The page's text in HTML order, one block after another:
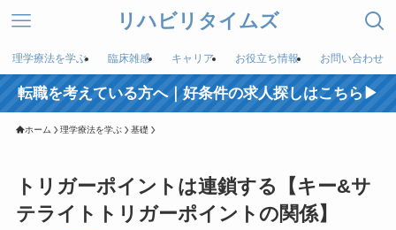
リハビリタイムズ
理学療法を学ぶ 臨床雑感 キャリア お役立ち情報 お問い合わせ
転職を考えている方へ｜好条件の求人探しはこちら▶︎
ホーム 理学療法を学ぶ 基礎
トリガーポイントは連鎖する【キー&サ
テライトトリガーポイントの関係】